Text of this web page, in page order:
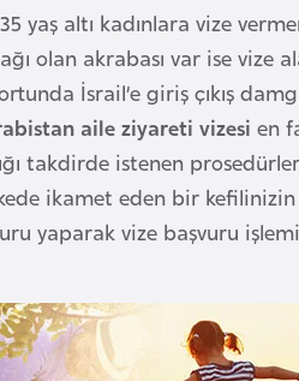
yaş altı kadınlara vize
olan akrabası var ise vize
İsrail’e giriş çıkış
aile ziyareti vizesi en
takdirde istenen
ikamet eden bir
yaparak vize başvuru